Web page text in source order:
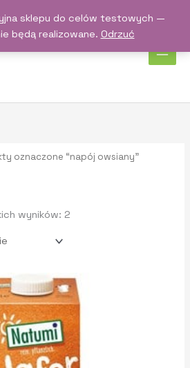
sklepu do celów testowych —
będą realizowane. Odrzuć
oznaczone “napój owsiany”
wyników: 2